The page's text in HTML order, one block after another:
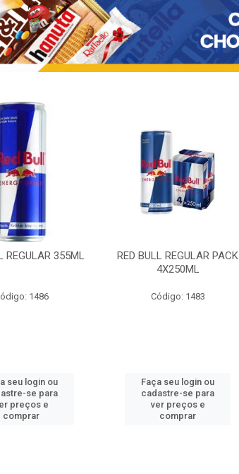
REGULAR 355ML
1486
seu login ou
se para
preços e
comprar
RED BULL REGULAR PACK
4X250ML
Código: 1483
Faça seu login ou
cadastre-se para
ver preços e
comprar